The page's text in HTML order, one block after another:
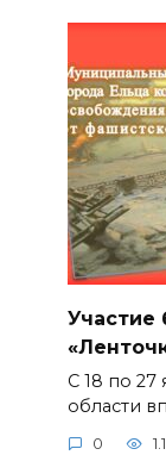
Участие
С 18 по 27
области
0